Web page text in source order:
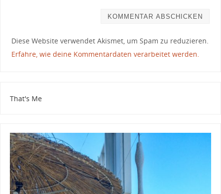
Diese Website verwendet Akismet, um Spam zu reduzieren.
Erfahre, wie deine Kommentardaten verarbeitet werden.
That's Me